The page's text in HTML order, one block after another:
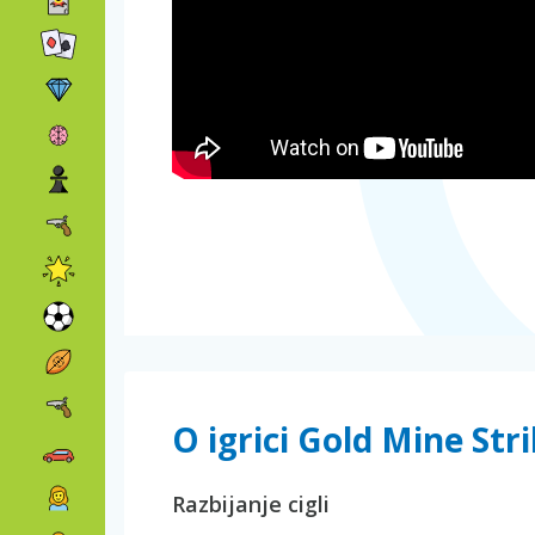
O igrici Gold Mine
Razbijanje cigli